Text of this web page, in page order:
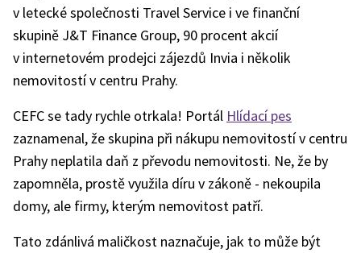
v letecké společnosti Travel Service i ve finanční
skupině J&T Finance Group, 90 procent akcií
v internetovém prodejci zájezdů Invia i několik
nemovitostí v centru Prahy.
CEFC se tady rychle otrkala! Portál Hlídací pes
zaznamenal, že skupina při nákupu nemovitostí v centru
Prahy neplatila daň z převodu nemovitosti. Ne, že by
zapomněla, prostě využila díru v zákoně - nekoupila
domy, ale firmy, kterým nemovitost patří.
Tato zdánlivá maličkost naznačuje, jak to může být